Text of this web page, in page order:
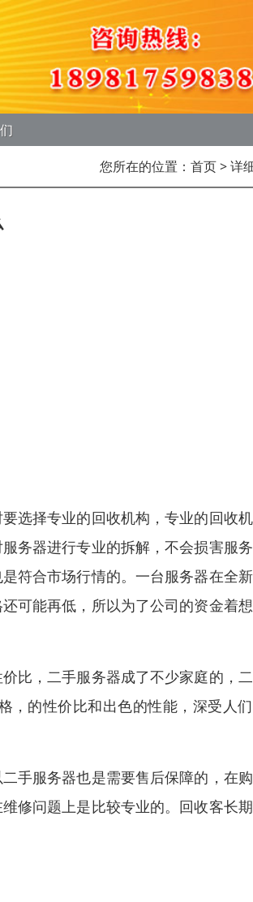
您所在的位置： 首页> 详
选择专业的回收机构，专业的回收
务器进行专业的拆解，不会损害服
符合市场行情的。一台服务器在全
可能再低，所以为了公司的资金着
比，二手服务器成了不少家庭的，
，的性价比和出色的性能，深受人
手服务器也是需要售后保障的，在
修问题上是比较专业的。回收客长